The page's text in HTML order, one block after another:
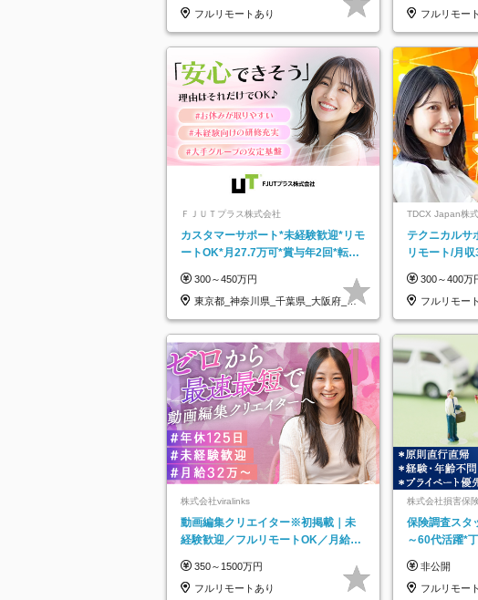
フルリモートあり
フルリモー
ＦＪＵＴプラス株式会社
カスタマーサポート*未経験歓迎*リモ
ートOK*月27.7万可*賞与年2回*転勤
300～450万円
東京都_神奈川県_千葉県_大阪府_愛
知県…
TDCX Japan株
テクニカルサ
リモート/月
300～400万
フルリモー
株式会社viralinks
動画編集クリエイター※初掲載｜未
経験歓迎／フルリモートOK／月給32
350～1500万円
フルリモートあり
株式会社損害保
保険調査ス
～60代活躍*
託
非公開
フルリモー